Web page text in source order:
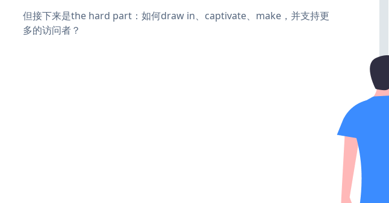
但接下来是the hard part：如何draw in、captivate、make，并支持更
多的访问者？